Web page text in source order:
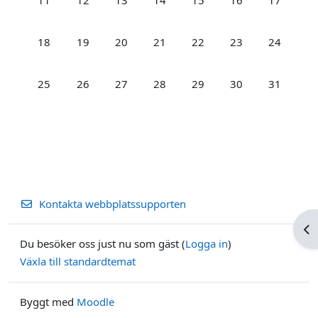
Inga händelser, måndag, 18 maj
18 Inga händelser, tisdag, 19 maj
19 Inga händelser, onsdag, 20 maj
20 Inga händelser, torsdag, 21 maj
21 Inga händelser, fredag,
22 Inga händelser,
23 Inga
24
Inga händelser, måndag, 25 maj
25 Inga händelser, tisdag, 26 maj
26 Inga händelser, onsdag, 27 maj
27 Inga händelser, torsdag, 28 maj
28 Inga händelser, fredag,
29 Inga händelser,
30 Inga
31
Kontakta webbplatssupporten
Du besöker oss just nu som gäst (Logga in)
Växla till standardtemat
Byggt med Moodle